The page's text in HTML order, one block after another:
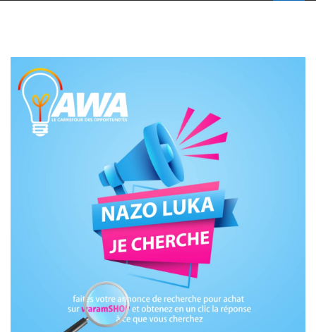
SOLUTIONS AUX ENTREPRISES
MON COMPTE
AWASHOP
VEILLE JURIDIQUE ET FISCALE
LES ANALYSES